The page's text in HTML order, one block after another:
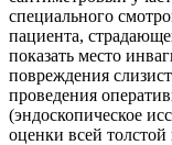
специального
пациента,
показать место
повреждения
проведения
(эндоскопическое
оценки всей